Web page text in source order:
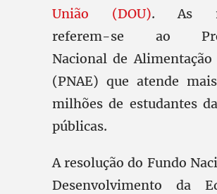
União (DOU). As
referem-se ao
Nacional de Alimentação
(PNAE) que atende
milhões de estudantes
públicas.
A resolução do Fundo
Desenvolvimento da